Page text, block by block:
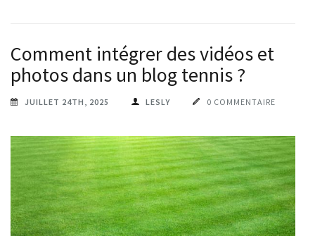
Comment intégrer des vidéos et
photos dans un blog tennis ?
JUILLET 24TH, 2025 LESLY 0 COMMENTAIRE